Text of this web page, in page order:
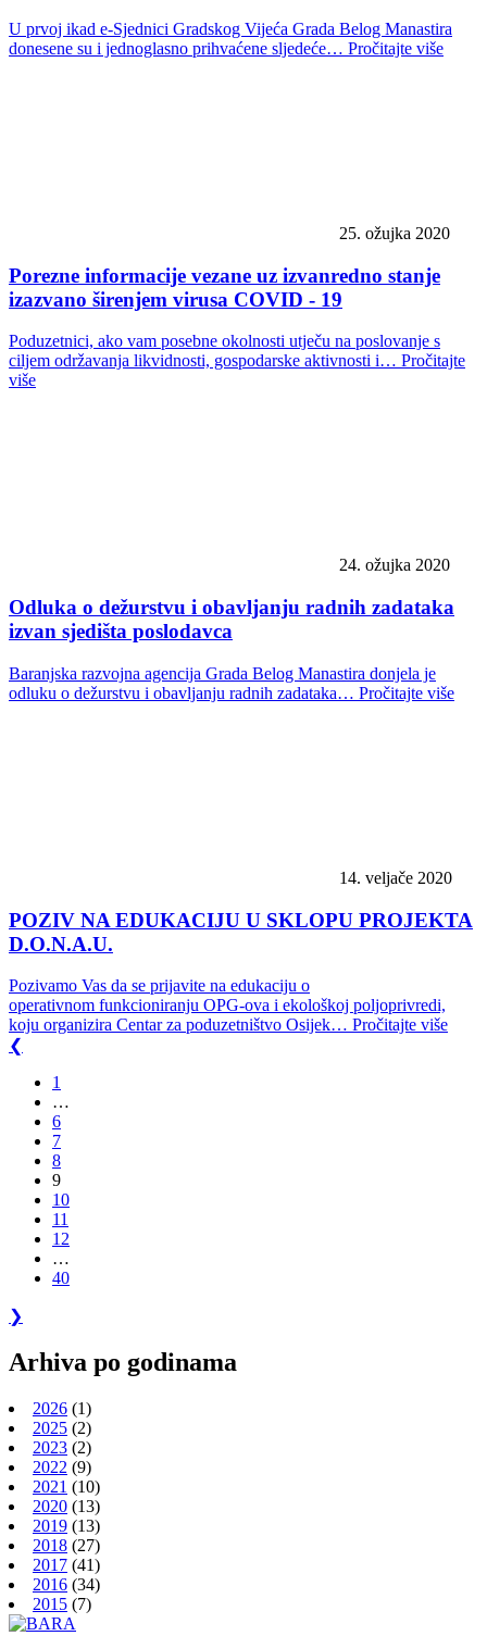
U prvoj ikad e-Sjednici Gradskog Vijeća Grada Belog Manastira
donesene su i jednoglasno prihvaćene sljedeće… Pročitajte više
25. ožujka 2020
Porezne informacije vezane uz izvanredno stanje
izazvano širenjem virusa COVID - 19
Poduzetnici, ako vam posebne okolnosti utječu na poslovanje s
ciljem održavanja likvidnosti, gospodarske aktivnosti i… Pročitajte
više
24. ožujka 2020
Odluka o dežurstvu i obavljanju radnih zadataka
izvan sjedišta poslodavca
Baranjska razvojna agencija Grada Belog Manastira donjela je
odluku o dežurstvu i obavljanju radnih zadataka… Pročitajte više
14. veljače 2020
POZIV NA EDUKACIJU U SKLOPU PROJEKTA
D.O.N.A.U.
Pozivamo Vas da se prijavite na edukaciju o
operativnom funkcioniranju OPG-ova i ekološkoj poljoprivredi,
koju organizira Centar za poduzetništvo Osijek… Pročitajte više
❮
1
…
6
7
8
9
10
11
12
…
40
❯
Arhiva po godinama
2026 (1)
2025 (2)
2023 (2)
2022 (9)
2021 (10)
2020 (13)
2019 (13)
2018 (27)
2017 (41)
2016 (34)
2015 (7)